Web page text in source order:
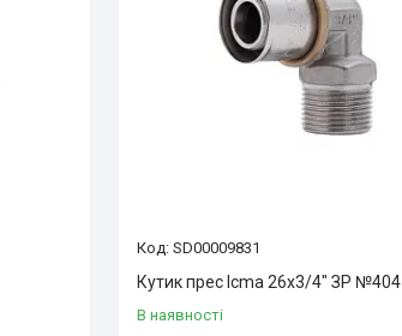
SD00009831
Кутик прес Icma 26х3/4" ЗР №404
В наявності